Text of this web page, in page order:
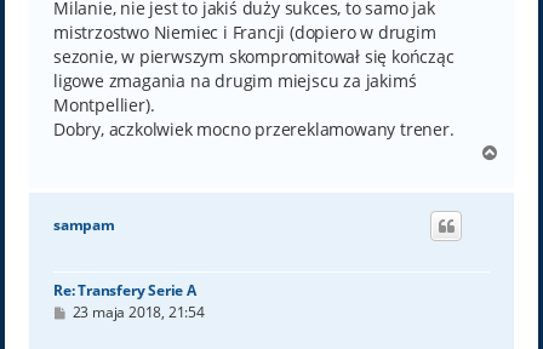
Milanie, nie jest to jakiś duży sukces, to samo jak
mistrzostwo Niemiec i Francji (dopiero w drugim
sezonie, w pierwszym skompromitował się kończąc
ligowe zmagania na drugim miejscu za jakimś
Montpellier).
Dobry, aczkolwiek mocno przereklamowany trener.
g
sampam
Re: Transfery Serie A
P23 maja 2018, 21:54